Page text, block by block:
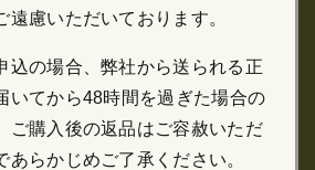
遠慮いただいております。
込の場合、弊社から送られる正
いてから48時間を過ぎた場合の
ご購入後の返品はご容赦いただ
あらかじめご了承ください。